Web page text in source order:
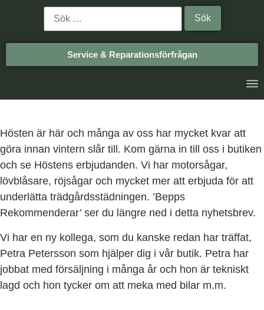
Service & Reparationsförfrågan
Hösten är här och många av oss har mycket kvar att
göra innan vintern slår till. Kom gärna in till oss i butiken
och se Höstens erbjudanden. Vi har motorsågar,
lövblåsare, röjsågar och mycket mer att erbjuda för att
underlätta trädgårdsstädningen. ’Bepps
Rekommenderar’ ser du längre ned i detta nyhetsbrev.
Vi har en ny kollega, som du kanske redan har träffat,
Petra Petersson som hjälper dig i vår butik. Petra har
jobbat med försäljning i många år och hon är tekniskt
lagd och hon tycker om att meka med bilar m.m.